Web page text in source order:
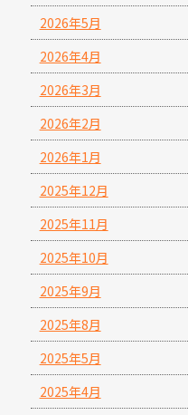
2026年5月
2026年4月
2026年3月
2026年2月
2026年1月
2025年12月
2025年11月
2025年10月
2025年9月
2025年8月
2025年5月
2025年4月